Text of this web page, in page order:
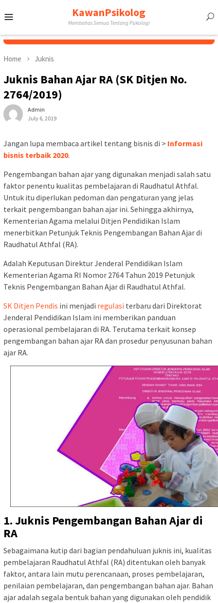
to
KawanPsikolog
Membahas Semua Tentang Psikologi
Home Juknis
Juknis Bahan Ajar RA (SK Ditjen No.
2764/2019)
Admin
July 6, 2019
Jangan lupa membaca artikel tentang bisnis di > Informasi
bisnis terbaik 2020.
Pengembangan bahan ajar yang digunakan menjadi salah satu
faktor penentu kualitas pembelajaran di Raudhatul Athfal.
Untuk itu diperlukan pedoman dan pengaturan yang jelas
terkait pengembangan bahan ajar ini. Sehingga akhirnya,
Kementerian Agama melalui Ditjen Pendidikan Islam
menerbitkan Petunjuk Teknis Pengembangan Bahan Ajar di
Raudhatul Athfal (RA).
Adalah Keputusan Direktur Jenderal Pendidikan Islam
Kementerian Agama RI Nomor 2764 Tahun 2019 Petunjuk
Teknis Pengembangan Bahan Ajar di Raudhatul Athfal.
SK Ditjen Pendis ini menjadi regulasi terbaru dari Direktorat
Jenderal Pendidikan Islam ini memberikan panduan
operasional pembelajaran di RA. Terutama terkait konsep
pengembangan bahan ajar RA dan prosedur penyusunan bahan
ajar RA.
1. Juknis Pengembangan Bahan Ajar di
RA
Sebagaimana kutip dari bagian pendahuluan juknis ini, kualitas
pembelajaran Raudhatul Athfal (RA) ditentukan oleh banyak
faktor, antara lain mutu perencanaan, proses pembelajaran,
penilaian pembelajaran, dan pengembangan bahan ajar. Bahan
ajar adalah segala bentuk bahan yang digunakan oleh pendidik